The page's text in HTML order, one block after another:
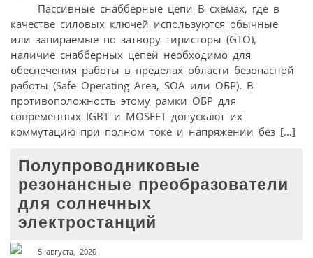
Пассивные снабберные цепи В схемах, где в
качестве силовых ключей используются обычные
или запираемые по затвору тиристоры (GTO),
наличие снабберных цепей необходимо для
обеспечения работы в пределах области безопасной
работы (Safe Operating Area, SOA или ОБР). В
противоположность этому рамки ОБР для
современных IGBT и MOSFET допускают их
коммутацию при полном токе и напряжении без […]
Полупроводниковые
резонансные преобразователи
для солнечных
электростанций
5 августа, 2020